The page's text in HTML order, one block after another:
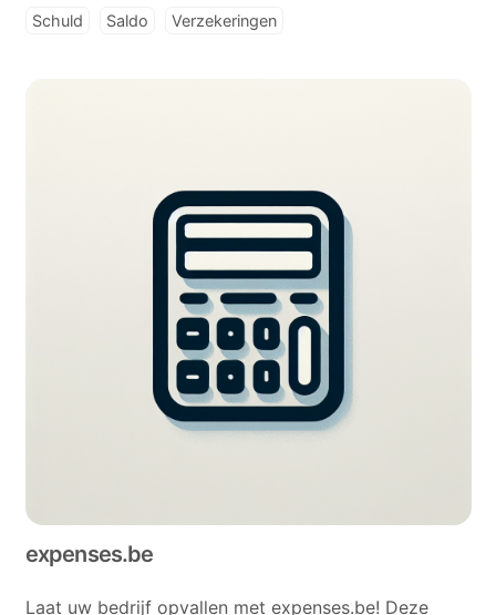
Schuld Saldo Verzekeringen
expenses.be
Laat uw bedrijf opvallen met expenses.be! Deze